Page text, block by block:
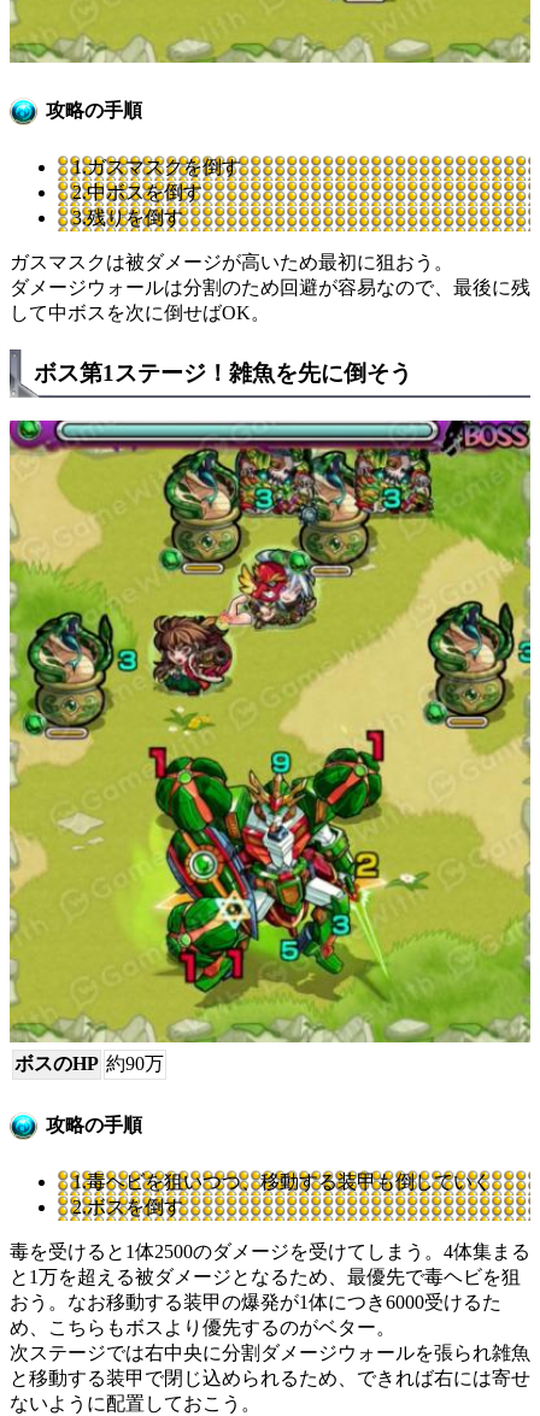
攻略の手順
1.ガスマスクを倒す
2.中ボスを倒す
3.残りを倒す
ガスマスクは被ダメージが高いため最初に狙おう。
ダメージウォールは分割のため回避が容易なので、最後に残
して中ボスを次に倒せばOK。
ボス第1ステージ！雑魚を先に倒そう
ボスのHP 約90万
攻略の手順
1.毒ヘビを狙いつつ、移動する装甲も倒していく
2.ボスを倒す
毒を受けると1体2500のダメージを受けてしまう。4体集まる
と1万を超える被ダメージとなるため、最優先で毒ヘビを狙
おう。なお移動する装甲の爆発が1体につき6000受けるた
め、こちらもボスより優先するのがベター。
次ステージでは右中央に分割ダメージウォールを張られ雑魚
と移動する装甲で閉じ込められるため、できれば右には寄せ
ないように配置しておこう。